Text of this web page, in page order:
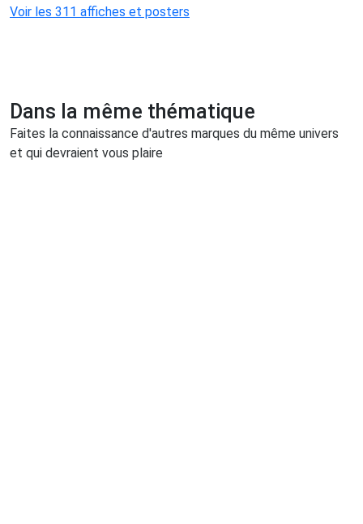
Voir les 311 affiches et posters
Dans la même thématique
Faites la connaissance d'autres marques du même univers
et qui devraient vous plaire